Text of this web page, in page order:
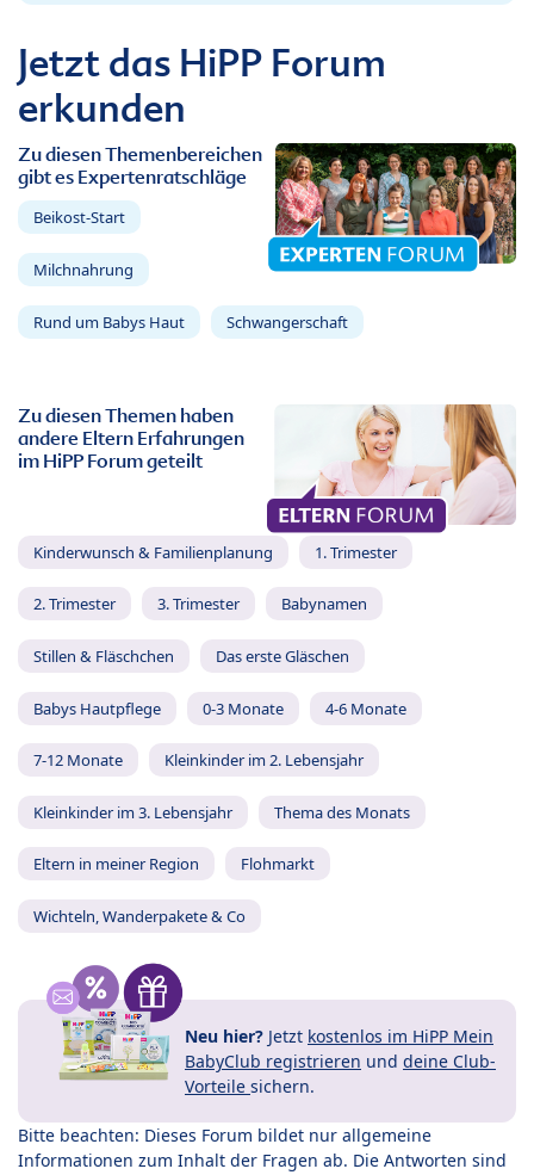
Jetzt das HiPP Forum
erkunden
Zu diesen Themenbereichen
gibt es Expertenratschläge
Beikost-Start
Milchnahrung
Rund um Babys Haut Schwangerschaft
Zu diesen Themen haben
andere Eltern Erfahrungen
im HiPP Forum geteilt
Kinderwunsch & Familienplanung 1. Trimester
2. Trimester 3. Trimester Babynamen
Stillen & Fläschchen Das erste Gläschen
Babys Hautpflege 0-3 Monate 4-6 Monate
7-12 Monate Kleinkinder im 2. Lebensjahr
Kleinkinder im 3. Lebensjahr Thema des Monats
Eltern in meiner Region Flohmarkt
Wichteln, Wanderpakete & Co
Neu hier? Jetzt kostenlos im HiPP Mein
BabyClub registrieren und deine Club-
Vorteile sichern.
Bitte beachten: Dieses Forum bildet nur allgemeine
Informationen zum Inhalt der Fragen ab. Die Antworten sind